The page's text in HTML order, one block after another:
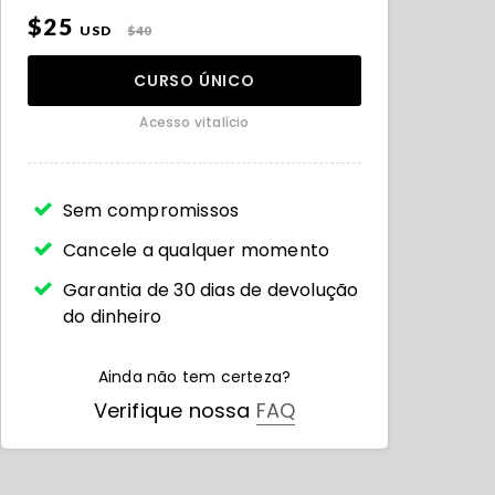
$25 USD $40
CURSO ÚNICO
Acesso vitalício
Sem compromissos
Cancele a qualquer momento
Garantia de 30 dias de devolução
do dinheiro
Ainda não tem certeza?
Verifique nossa FAQ